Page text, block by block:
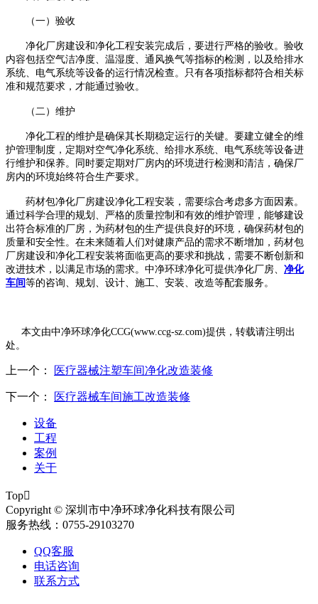
（一）验收
净化厂房建设和净化工程安装完成后，要进行严格的验收。验收
内容包括空气洁净度、温湿度、通风换气等指标的检测，以及给排水
系统、电气系统等设备的运行情况检查。只有各项指标都符合相关标
准和规范要求，才能通过验收。
（二）维护
净化工程的维护是确保其长期稳定运行的关键。要建立健全的维
护管理制度，定期对空气净化系统、给排水系统、电气系统等设备进
行维护和保养。同时要定期对厂房内的环境进行检测和清洁，确保厂
房内的环境始终符合生产要求。
药材包净化厂房建设净化工程安装，需要综合考虑多方面因素。
通过科学合理的规划、严格的质量控制和有效的维护管理，能够建设
出符合标准的厂房，为药材包的生产提供良好的环境，确保药材包的
质量和安全性。在未来随着人们对健康产品的需求不断增加，药材包
厂房建设和净化工程安装将面临更高的要求和挑战，需要不断创新和
改进技术，以满足市场的需求。 中净环球净化可提供净化厂房、 净化
车间等的咨询、规划、设计、施工、安装、改造等配套服务。
本文由中净环球净化CCG(www.ccg-sz.com)提供，转载请注明出
处。
上一个： 医疗器械注塑车间净化改造装修
下一个： 医疗器械车间施工改造装修
设备
工程
案例
关于
Top
Copyright © 深圳市中净环球净化科技有限公司
服务热线：0755-29103270
QQ客服
电话咨询
联系方式